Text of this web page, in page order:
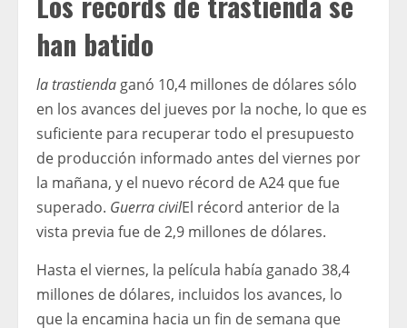
han batido
la trastienda ganó 10,4 millones de dólares sólo
en los avances del jueves por la noche, lo que es
suficiente para recuperar todo el presupuesto
de producción informado antes del viernes por
la mañana, y el nuevo récord de A24 que fue
superado. Guerra civilEl récord anterior de la
vista previa fue de 2,9 millones de dólares.
Hasta el viernes, la película había ganado 38,4
millones de dólares, incluidos los avances, lo
que la encamina hacia un fin de semana que